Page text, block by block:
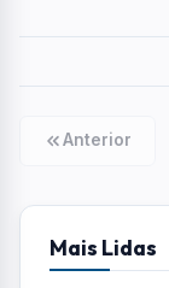
Anterior
Mais Lidas